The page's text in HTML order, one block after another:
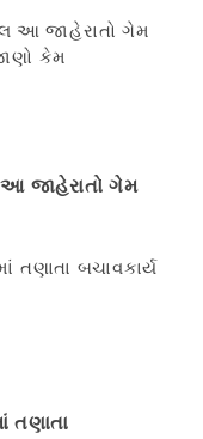
આ જાહેરાતો ગેમ
તણાતા